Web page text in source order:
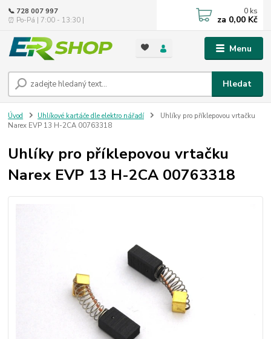
Menu
Hledat
📞 728 007 997
⏰ Po-Pá | 7:00 - 13:30 |
0 ks
za 0,00 Kč
Úvod Uhlíkové kartáče dle elektro nářadí
Uhlíky pro příklepovou vrtačku
Narex EVP 13 H-2CA 00763318
Uhlíky pro příklepovou vrtačku
Narex EVP 13 H-2CA 00763318